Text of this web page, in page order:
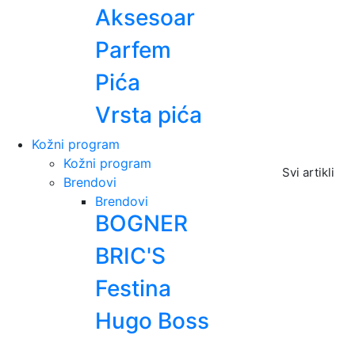
Aksesoar
Parfem
Pića
Vrsta pića
Kožni program
Svi artikli
Kožni program
Brendovi
Brendovi
BOGNER
BRIC'S
Festina
Hugo Boss